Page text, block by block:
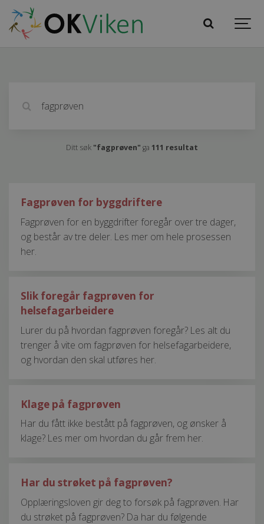
Ditt søk "fagprøven" ga 111 resultat
Fagprøven for byggdriftere
Fagprøven for en byggdrifter foregår over tre dager,
og består av tre deler. Les mer om hele prosessen
her.
Slik foregår fagprøven for
helsefagarbeidere
Lurer du på hvordan fagprøven foregår? Les alt du
trenger å vite om fagprøven for helsefagarbeidere,
og hvordan den skal utføres her.
Klage på fagprøven
Har du fått ikke bestått på fagprøven, og ønsker å
klage? Les mer om hvordan du går frem her.
Har du strøket på fagprøven?
Opplæringsloven gir deg to forsøk på fagprøven. Har
du strøket på fagprøven? Da har du følgende